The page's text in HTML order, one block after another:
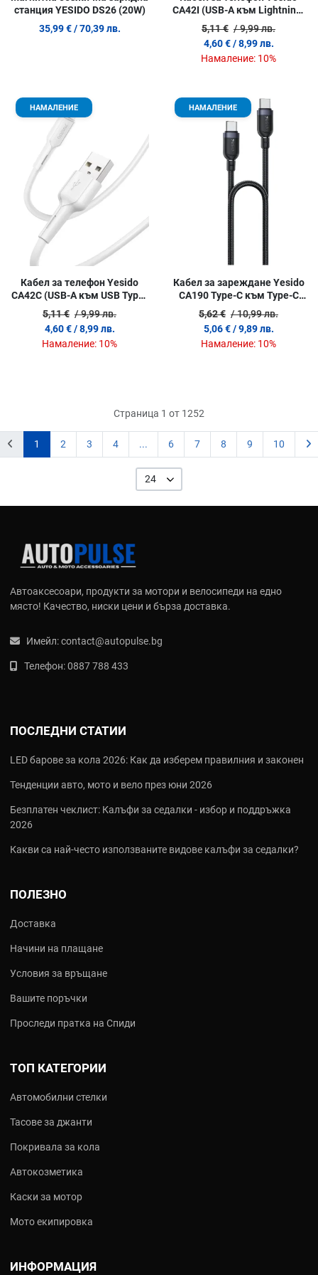
станция YESIDO DS26 (20W)
35,99 € / 70,39 лв.
CA42I (USB-A към Lightning)
за iPhone 100 см
5,11 € / 9,99 лв.
4,60 € / 8,99 лв.
Намаление: 10%
НАМАЛЕНИЕ Добави в любими
Сравни продукт
Кабел за телефон Yesido
CA42C (USB-A към USB Type-
C) 100 см
5,11 € / 9,99 лв.
4,60 € / 8,99 лв.
Намаление: 10%
НАМАЛЕНИЕ
Кабел за зареждане Yesido
CA190 Type-C към Type-C
(60W/480Mbps) 120 см
5,62 € / 10,99 лв.
5,06 € / 9,89 лв.
Намаление: 10%
Страница 1 от 1252
1 2 3 4 ... 6 7 8 9 10
24
Автоаксесоари, продукти за мотори и велосипеди на едно
място! Качество, ниски цени и бърза доставка.
Имейл:contact@autopulse.bg
Телефон:0887 788 433
ПОСЛЕДНИ СТАТИИ
LED барове за кола 2026: Как да изберем правилния и законен
Тенденции авто, мото и вело през юни 2026
Безплатен чеклист: Калъфи за седалки - избор и поддръжка
2026
Какви са най‑често използваните видове калъфи за седалки?
ПОЛЕЗНО
Доставка
Начини на плащане
Условия за връщане
Вашите поръчки
Проследи пратка на Спиди
ТОП КАТЕГОРИИ
Автомобилни стелки
Тасове за джанти
Покривала за кола
Автокозметика
Каски за мотор
Мото екипировка
ИНФОРМАЦИЯ